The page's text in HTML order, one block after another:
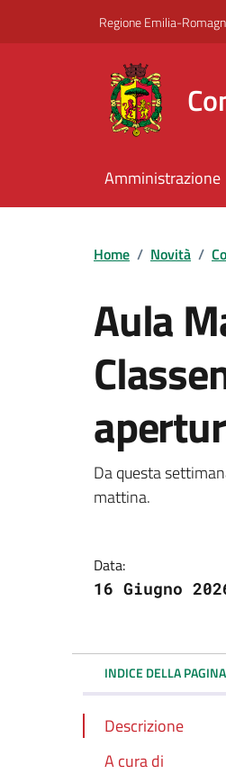
Regione Emilia-
Amministrazione
Home / Novità /
Aula
Da questa
mattina.
Data:
16 Giugno
INDICE DELLA PAGINA
Descrizione
A cura di